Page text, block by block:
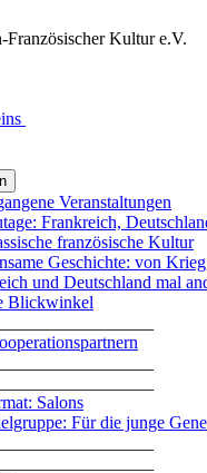
Französischer Kultur e.V.
Veranstaltungen
Frankreich,
französische Kultur
Geschichte: von
und Deutschland mal
Blickwinkel
Salons
Für die junge